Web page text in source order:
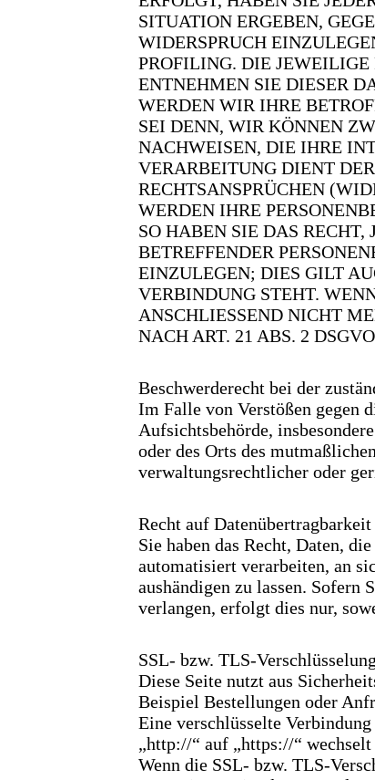
SITUATION ERGEBEN,
WIDERSPRUCH
PROFILING. DIE
ENTNEHMEN SIE DIESER
WERDEN WIR IHRE
SEI DENN, WIR KÖNNEN
NACHWEISEN, DIE IHRE
VERARBEITUNG DIENT
RECHTSANSPRÜCHEN
WERDEN IHRE
SO HABEN SIE DAS
BETREFFENDER
EINZULEGEN; DIES GILT
VERBINDUNG STEHT.
ANSCHLIESSEND NICHT
NACH ART. 21 ABS. 2
Beschwerderecht bei der
Im Falle von Verstößen gegen
Aufsichtsbehörde,
oder des Orts des
verwaltungsrechtlicher oder
Recht auf Datenübertragbarkeit
Sie haben das Recht, Daten,
automatisiert verarbeiten, an
aushändigen zu lassen. Sofern
verlangen, erfolgt dies nur,
SSL- bzw. TLS-Verschlüsselung
Diese Seite nutzt aus
Beispiel Bestellungen oder
Eine verschlüsselte
„http://“ auf „https://“
Wenn die SSL- bzw. TLS-